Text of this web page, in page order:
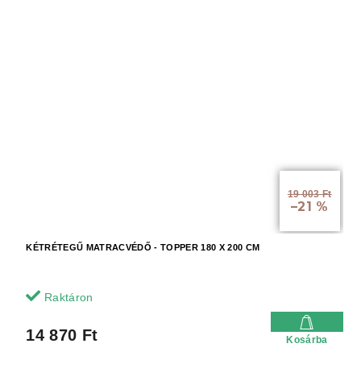
19 003 Ft
–21 %
KÉTRÉTEGŰ MATRACVÉDŐ - TOPPER 180 X 200 CM
Raktáron
14 870 Ft Kosárba